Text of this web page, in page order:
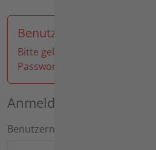
Benutzeranmeldung
Bitte geben Sie Ihren
Passwort ein, um sich an der
Anmelden
Benutzername: